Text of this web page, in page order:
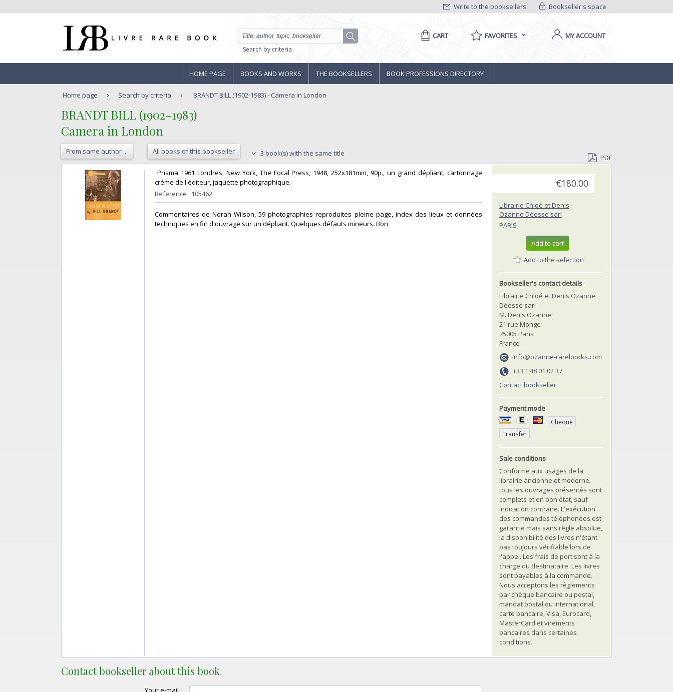
Bookseller's space
Write to the booksellers
Search by criteria
CART FAVORITES MY ACCOUNT
HOME PAGE BOOKS AND WORKS THE BOOKSELLERS BOOK PROFESSIONS DIRECTORY
Home page Search by criteria BRANDT BILL (1902-1983) - Camera in London
‎BRANDT BILL (1902-1983)‎
‎Camera in London‎
From same author ... All books of this bookseller 3 book(s) with the same title
PDF
‎ Prisma 1961 Londres, New York, The Focal Press, 1948, 252x181mm, 90p., un grand dépliant, cartonnage
créme de l'éditeur, jaquette photographique. ‎
Reference : 105462
‎Commentaires de Norah Wilson, 59 photographies reproduites pleine page, index des lieux et données
techniques en fin d'ouvrage sur un dépliant. Quelques défauts mineurs. Bon ‎
€180.00
Librairie Chloé et Denis
Ozanne Déesse sarl
PARIS
Add to cart
Add to the selection
Bookseller's contact details
Librairie Chloé et Denis Ozanne
Déesse sarl
M. Denis Ozanne
21 rue Monge
75005 Paris
France
info@ozanne-rarebooks.com
+33 1 48 01 02 37
Contact bookseller
Payment mode
Cheque
Transfer
Sale conditions
Conforme aux usages de la
librairie ancienne et moderne,
tous les ouvrages présentés sont
complets et en bon état, sauf
indication contraire. L'exécution
des commandes téléphonées est
garantie mais sans règle absolue,
la disponibilité des livres n'étant
pas toujours vérifiable lors de
l'appel. Les frais de port sont à la
charge du destinataire. Les livres
sont payables à la commande.
Nous acceptons les règlements
par chèque bancaire ou postal,
mandat postal ou international,
carte bancaire, Visa, Eurocard,
MasterCard et virements
bancaires dans certaines
conditions.
Contact bookseller about this book